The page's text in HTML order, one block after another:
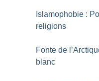
Islamophobie :
religions
Fonte de
blanc